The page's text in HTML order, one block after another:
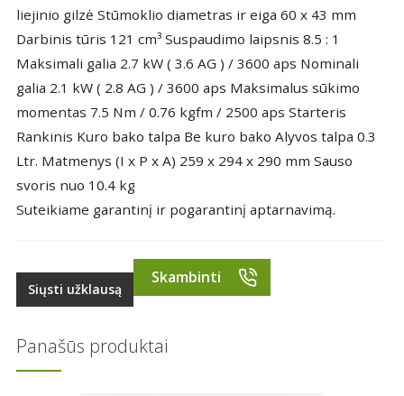
liejinio gilzė Stūmoklio diametras ir eiga 60 x 43 mm
Darbinis tūris 121 cm³ Suspaudimo laipsnis 8.5 : 1
Maksimali galia 2.7 kW ( 3.6 AG ) / 3600 aps Nominali
galia 2.1 kW ( 2.8 AG ) / 3600 aps Maksimalus sūkimo
momentas 7.5 Nm / 0.76 kgfm / 2500 aps Starteris
Rankinis Kuro bako talpa Be kuro bako Alyvos talpa 0.3
Ltr. Matmenys (I x P x A) 259 x 294 x 290 mm Sauso
svoris nuo 10.4 kg
Suteikiame garantinį ir pogarantinį aptarnavimą.
Skambinti
Siųsti užklausą
Panašūs produktai